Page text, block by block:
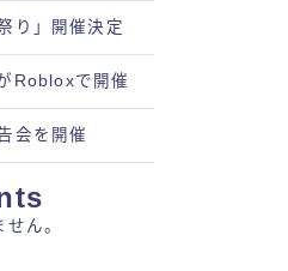
り」開催決定
Robloxで開催
会を開催
ん。